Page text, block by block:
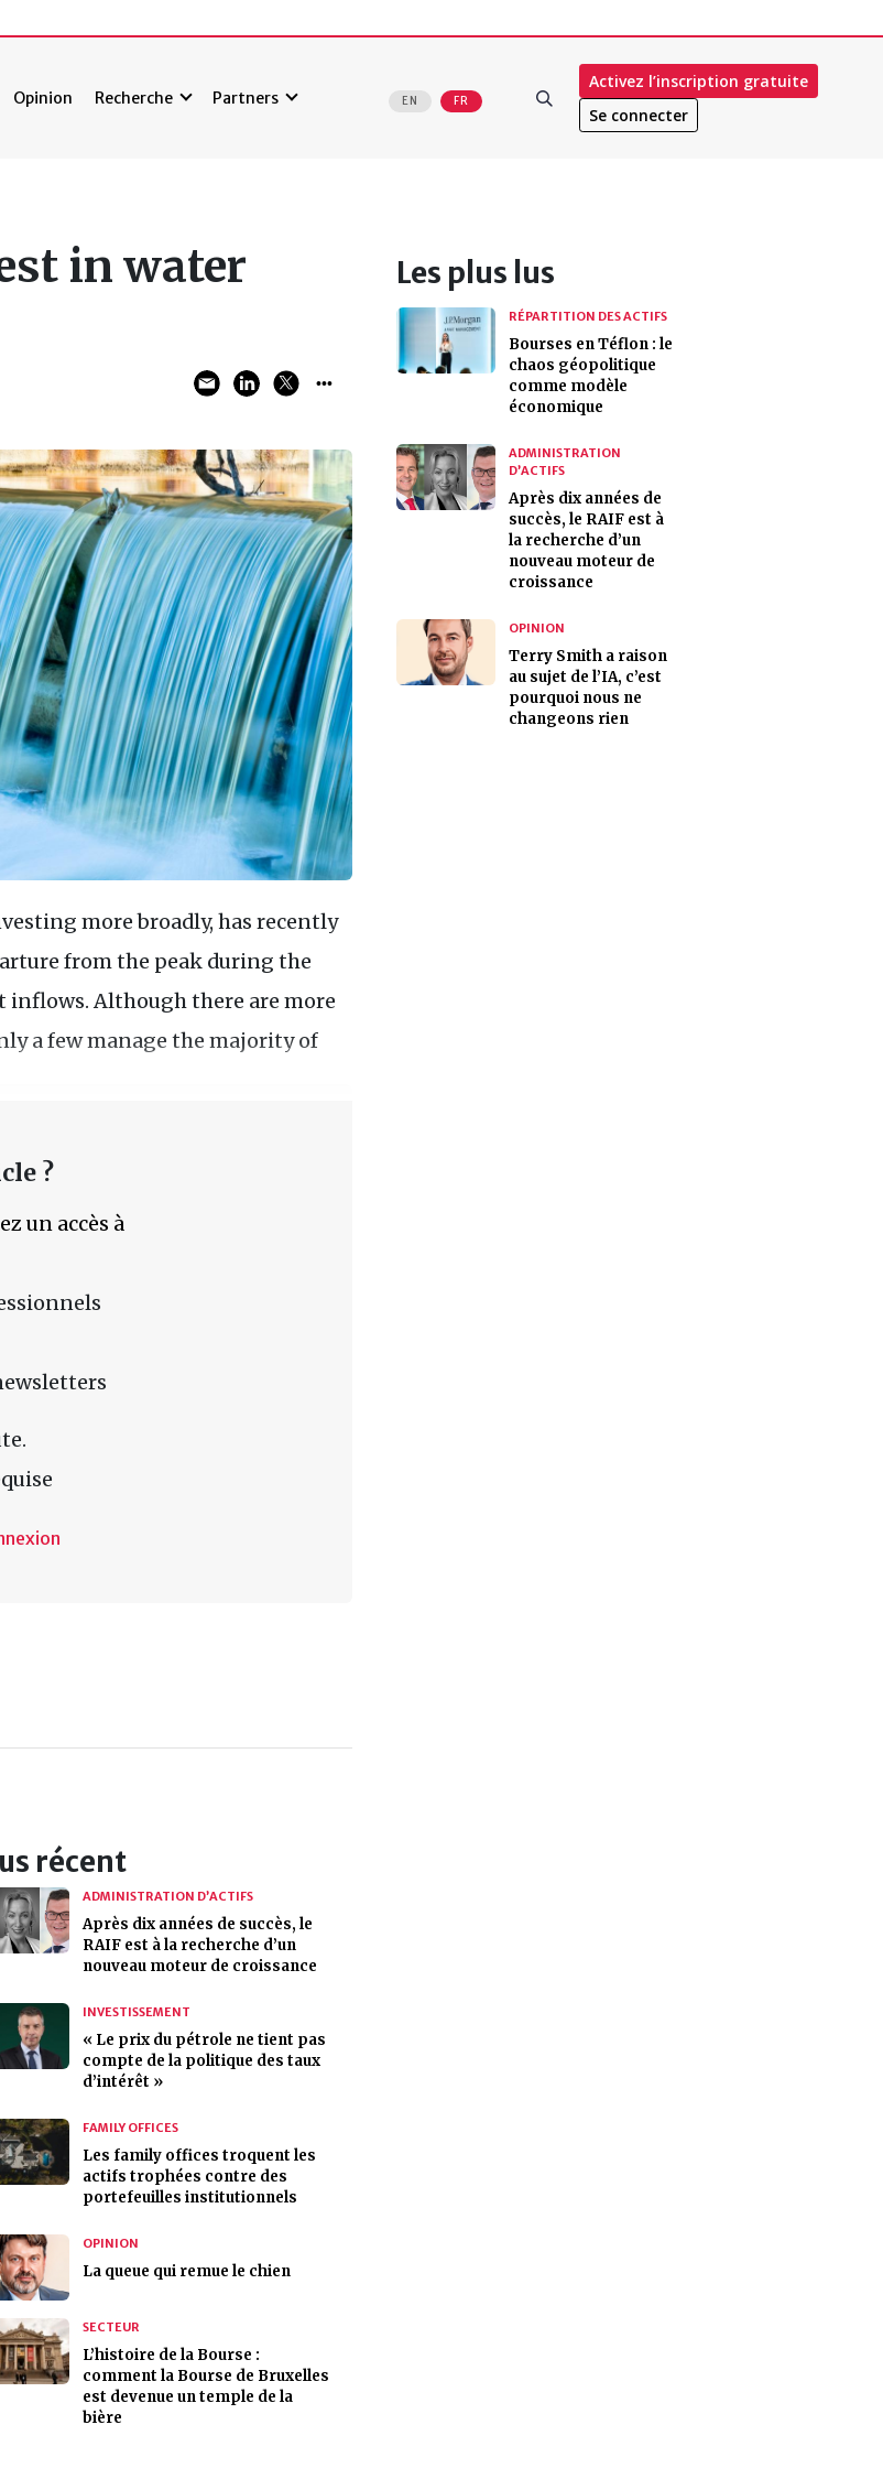
Opinion Recherche Partners EN FR
Activez l’inscription gratuite
Se connecter
in water
more broadly, has recently
from the peak during the
inflows. Although there are more
a few manage the majority of
?
un accès à
récent
ADMINISTRATION D’ACTIFS
Après dix années de succès, le
RAIF est à la recherche d’un
nouveau moteur de croissance
INVESTISSEMENT
« Le prix du pétrole ne tient pas
compte de la politique des taux
d’intérêt »
FAMILY OFFICES
Les family offices troquent les
actifs trophées contre des
portefeuilles institutionnels
OPINION
La queue qui remue le chien
SECTEUR
L’histoire de la Bourse :
comment la Bourse de Bruxelles
est devenue un temple de la
bière
Les plus lus
RÉPARTITION DES ACTIFS
Bourses en Téflon : le
chaos géopolitique
comme modèle
économique
ADMINISTRATION
D’ACTIFS
Après dix années de
succès, le RAIF est à
la recherche d’un
nouveau moteur de
croissance
OPINION
Terry Smith a raison
au sujet de l’IA, c’est
pourquoi nous ne
changeons rien